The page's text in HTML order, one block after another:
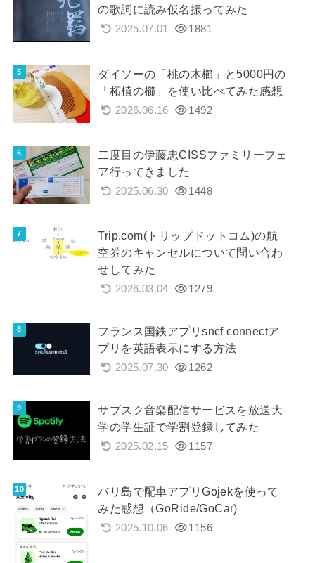
の歌詞に読み仮名振ってみた
2025.07.01 1881
ダイソーの「桃の木櫛」と5000円の
「柘植の櫛」を使い比べてみた感想
2026.06.16 1492
二度目の伊藤忠CISSファミリーフェ
ア行ってきました
2025.06.30 1448
Trip.com(トリップドットコム)の航
空券のキャンセルについて問い合わ
せしてみた
2026.03.04 1279
フランス国鉄アプリsncf connectア
プリを英語表示にする方法
2025.07.30 1262
サブスク音楽配信サービスを放送大
学の学生証で学割登録してみた
2025.02.15 1157
バリ島で配車アプリGojekを使って
みた感想（GoRide/GoCar)
2025.10.06 1156